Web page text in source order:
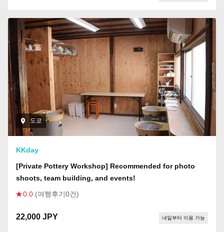
도쿄
KKday
[Private Pottery Workshop] Recommended for photo
shoots, team building, and events!
0.0 (여행후기0건)
22,000 JPY 내일부터 이용 가능